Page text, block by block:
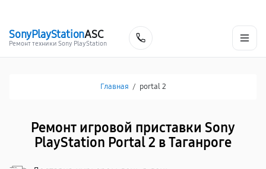
SonyPlayStationASC
Ремонт техники Sony PlayStation
Главная / portal 2
Ремонт игровой приставки Sony
PlayStation Portal 2 в Таганроге